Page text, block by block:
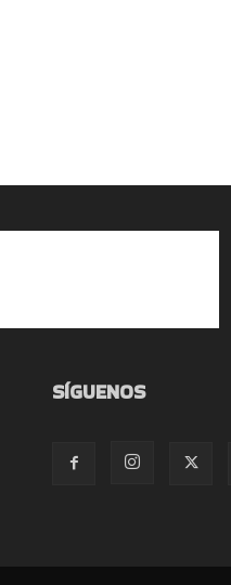
SÍGUENOS